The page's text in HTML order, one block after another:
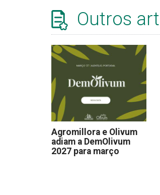
Outros
Agromillora e Olivum
adiam a DemOlivum
2027 para março